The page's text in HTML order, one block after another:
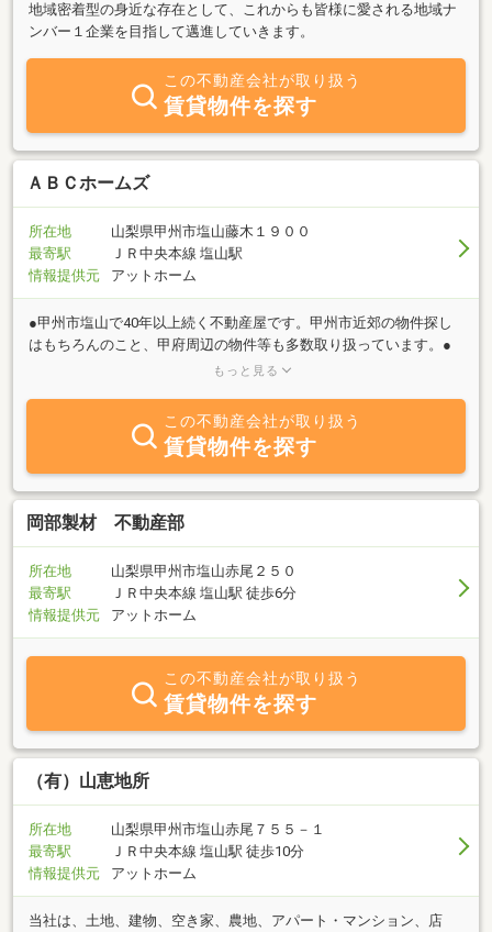
地域密着型の身近な存在として、これからも皆様に愛される地域ナ
ンバー１企業を目指して邁進していきます。
この不動産会社が取り扱う
賃貸物件を探す
ＡＢＣホームズ
所在地
山梨県甲州市塩山藤木１９００
最寄駅
ＪＲ中央本線 塩山駅
情報提供元
アットホーム
●甲州市塩山で40年以上続く不動産屋です。甲州市近郊の物件探し
はもちろんのこと、甲府周辺の物件等も多数取り扱っています。●
弊社は都心から車でも電車でも約１時間半の甲州市にございます。
気のエリアです。●得意エリア：甲州市（塩山・勝沼）／山梨市
（山梨・牧丘）周辺を得意としています。単なる物件紹介だけにと
どまらず、この地域密着の不動産屋だからこそ知っている地域の
人、習慣、面白スポットe.tc. 色んな視点で地域の魅力をお伝えし
ます。●人気のリノベーション賃貸/古民家物件/眺望の良い土地・建
物ｅｔｃ．お客様のニーズに合わせて最適な物件のご紹介をしてい
ています。 ｅｘ．江戸時代より290年続く「甲州市無形文化財・
藤木太鼓乗り歌舞伎」演者・都市部住民参加型の地域おこし・棚田
保全活動・甲州市国際交流委員ｅｔｃ．●提携税理士・司法書士等
もっと見る
この不動産会社が取り扱う
賃貸物件を探す
岡部製材 不動産部
所在地
山梨県甲州市塩山赤尾２５０
最寄駅
ＪＲ中央本線 塩山駅 徒歩6分
情報提供元
アットホーム
この不動産会社が取り扱う
賃貸物件を探す
（有）山恵地所
所在地
山梨県甲州市塩山赤尾７５５－１
最寄駅
ＪＲ中央本線 塩山駅 徒歩10分
情報提供元
アットホーム
当社は、土地、建物、空き家、農地、アパート・マンション、店